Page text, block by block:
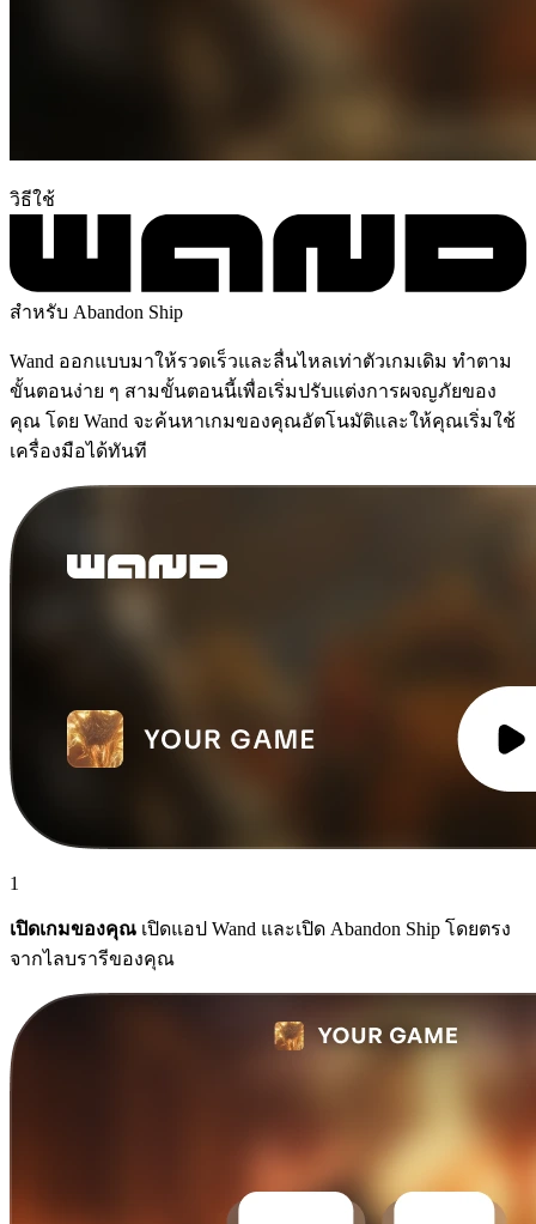
วิธีใช้
สำหรับ Abandon Ship
Wand ออกแบบมาให้รวดเร็วและลื่นไหลเท่าตัวเกมเดิม ทำตาม
ขั้นตอนง่าย ๆ สามขั้นตอนนี้เพื่อเริ่มปรับแต่งการผจญภัยของ
คุณ โดย Wand จะค้นหาเกมของคุณอัตโนมัติและให้คุณเริ่มใช้
เครื่องมือได้ทันที
1
เปิดเกมของคุณ เปิดแอป Wand และเปิด Abandon Ship โดยตรง
จากไลบรารีของคุณ